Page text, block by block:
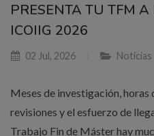
PRESENTA TU TFM
ICOIIG 2026
02 Jul, 2026 Noticias
Meses de investigación,
revisiones y el esfuerzo de
Trabajo Fin de Máster hay